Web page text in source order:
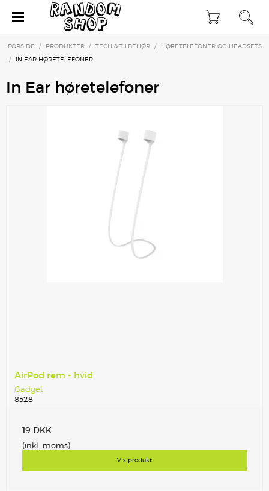
×
FORSIDE / PRODUKTER / TECH & TILBEHØR /
HØRETELEFONER OG HEADSETS
/
IN EAR HØRETELEFONER
In Ear høretelefoner
AirPod rem - hvid
Gadget
8528
19 DKK
(inkl. moms)
Vis produkt